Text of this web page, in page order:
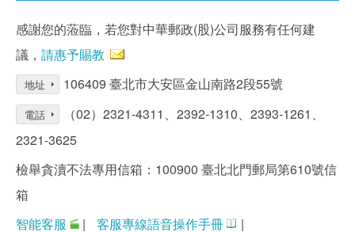
感謝您的蒞臨，若您對中華郵政(股)公司服務有任何建
議， 請惠予賜教
地址 106409 臺北市大安區金山南路2段55號
電話
（02）2321-4311、2392-1310、2393-1261、
2321-3625
檢舉貪瀆不法專用信箱：100900 臺北北門郵局第610號信
箱
智能客服
| 客服專線語音操作手冊 |